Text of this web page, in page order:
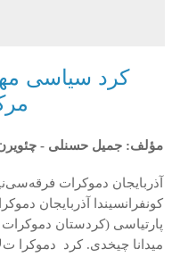
کرد سیاسی
مؤلف: جمیل حسنلی -
آذربایجان دموکرات فرقهسی
کونفرانسیندا
آذربایجان
پارتیاسی (کردستان دموکرات
میدانا چیخدی. کرد دموکرا ت